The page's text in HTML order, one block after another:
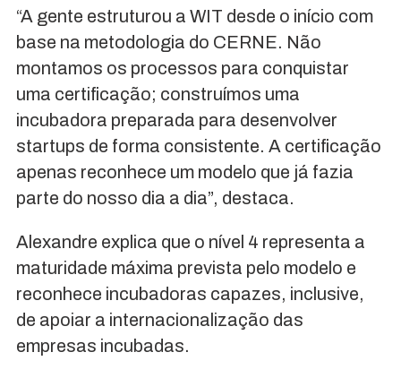
“A gente estruturou a WIT desde o início com
base na metodologia do CERNE. Não
montamos os processos para conquistar
uma certificação; construímos uma
incubadora preparada para desenvolver
startups de forma consistente. A certificação
apenas reconhece um modelo que já fazia
parte do nosso dia a dia”, destaca.
Alexandre explica que o nível 4 representa a
maturidade máxima prevista pelo modelo e
reconhece incubadoras capazes, inclusive,
de apoiar a internacionalização das
empresas incubadas.